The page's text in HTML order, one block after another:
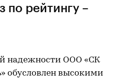
по рейтингу –
надежности ООО «СК
обусловлен высокими